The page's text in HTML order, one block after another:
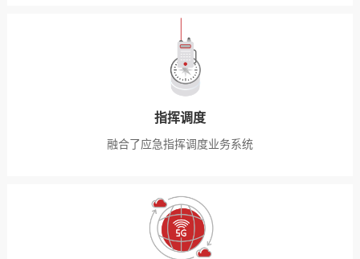
指挥调度
融合了应急指挥调度业务系统